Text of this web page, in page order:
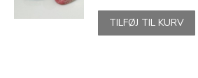
TILFØJ TIL KURV